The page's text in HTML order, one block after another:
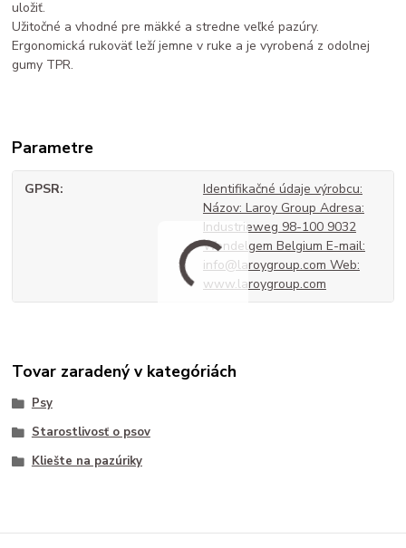
uložiť.
Užitočné a vhodné pre mäkké a stredne veľké pazúry.
Ergonomická rukoväť leží jemne v ruke a je vyrobená z odolnej
gumy TPR.
Parametre
GPSR
Identifikačné údaje výrobcu:
Názov: Laroy Group Adresa:
Industrieweg 98-100 9032
Wondelgem Belgium E-mail:
info@laroygroup.com Web:
www.laroygroup.com
Tovar zaradený v kategóriách
Psy
Starostlivosť o psov
Kliešte na pazúriky